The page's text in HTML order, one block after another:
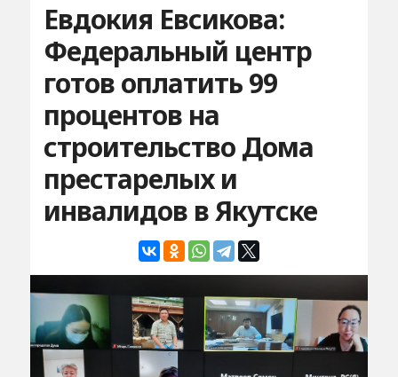
Евдокия Евсикова:
Федеральный центр
готов оплатить 99
процентов на
строительство Дома
престарелых и
инвалидов в Якутске